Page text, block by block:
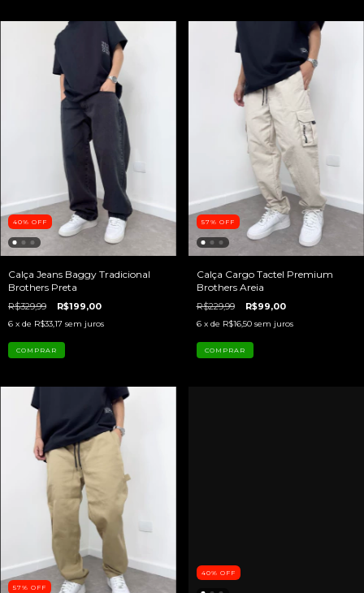
40% OFF
Calça Jeans Baggy Tradicional
Brothers Preta
R$329,99 R$199,00
6 x de R$33,17 sem juros
COMPRAR
57% OFF
Calça Cargo Tactel Premium
Brothers Areia
R$229,99 R$99,00
6 x de R$16,50 sem juros
COMPRAR
57% OFF
40% OFF